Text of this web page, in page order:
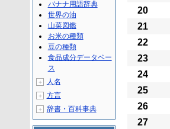
20
21
22
23
24
25
26
27
バナナ用語辞典
世界の油
山菜図鑑
お米の種類
豆の種類
食品成分データベー
ス
＋ 人名
＋ 方言
＋ 辞書・百科事典